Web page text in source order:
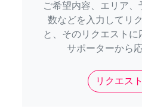
ご希望内容、エリア
数などを入力してリ
と、そのリクエスト
サポーターから
リクエス